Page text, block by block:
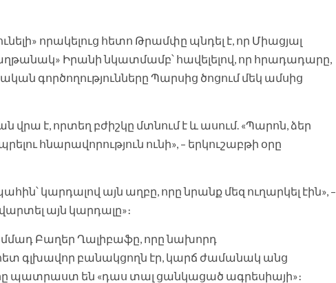
որակելուց հետո Թրամփը պնդել է, որ Միացյալ
Իրանի նկատմամբ՝ հավելելով, որ հրադադարը,
​​​​գործողությունները Պարսից ծոցում մեկ ամսից
է, որտեղ բժիշկը մտնում է և ասում. «Պարոն, ձեր
հնարավորություն ունի», – երկուշաբթի օրը
կարդալով այն աղբը, որը նրանք մեզ ուղարկել էին», –
այն կարդալը»։
Բաղեր Ղալիբաֆը, որը նախորդ
գլխավոր բանակցողն էր, կարճ ժամանակ անց
պատրաստ են «դաս տալ ցանկացած ագրեսիայի»։